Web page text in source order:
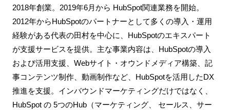
2018年創業。2019年6月から HubSpot関連業務を開始。
2012年からHubSpotのパートナーとして多くの導入・運用
経験がある代表の田村を中心に、HubSpotのエキスパート
が支援サービスを提供。主な事業内容は、HubSpotの導入
および活用支援、Webサイト・オウンドメディア構築、記
事コンテンツ制作、動画制作など、HubSpotを活用したDX
推進を支援。インバウンドマーケティングだけではなく、
HubSpot の 5つのHub（マーケティング、 セールス、サー